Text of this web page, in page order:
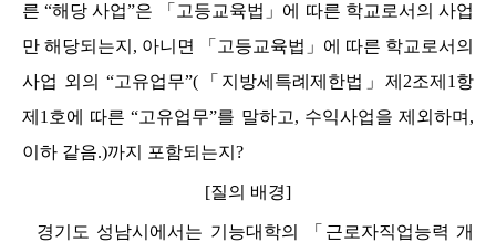
른“해당 사업”은 「 고등교육법 」 에 따른 학교로서의 사업
만 해당되는지 , 아니면 「 고등교육법 」 에 따른 학교로서의
사업 외의“고유업무”( 「 지방세특례제한법 」제 2조제 1 항
제 1 호에 따른“고유업무”를 말하고, 수익사업을 제외하며 ,
이하 같음.)까지 포함되는지 ?
[질의 배경]
경기도 성남시에서는 기능대학의 「 근로자직업능력 개